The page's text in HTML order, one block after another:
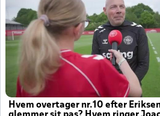
Hvem overtager nr.10 efter